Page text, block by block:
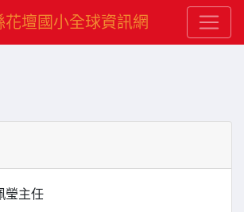
花壇國小全球資訊網
瑩主任